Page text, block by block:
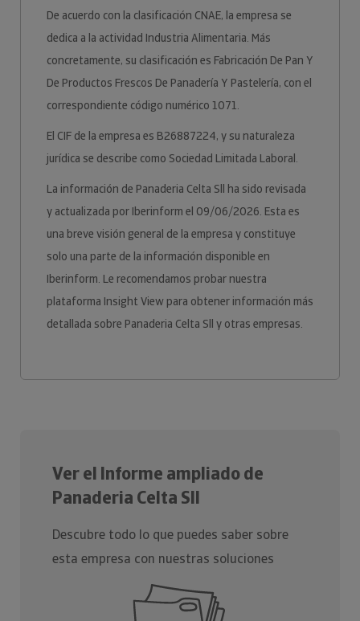
De acuerdo con la clasificación CNAE, la empresa se
dedica a la actividad Industria Alimentaria. Más
concretamente, su clasificación es Fabricación De Pan Y
De Productos Frescos De Panadería Y Pastelería, con el
correspondiente código numérico 1071.
El CIF de la empresa es B26887224, y su naturaleza
jurídica se describe como Sociedad Limitada Laboral.
La información de Panaderia Celta Sll ha sido revisada
y actualizada por Iberinform el 09/06/2026. Esta es
una breve visión general de la empresa y constituye
solo una parte de la información disponible en
Iberinform. Le recomendamos probar nuestra
plataforma Insight View para obtener información más
detallada sobre Panaderia Celta Sll y otras empresas.
Ver el Informe ampliado de
Panaderia Celta Sll
Descubre todo lo que puedes saber sobre
esta empresa con nuestras soluciones